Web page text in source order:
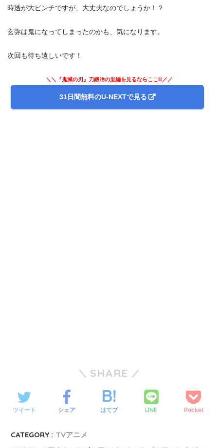
時透が大ピンチですが、大丈夫なのでしょうか！？
玄弥は鬼になってしまったのかも、気になります。
次回も待ち遠しいです！
＼＼『鬼滅の刃』刀鍛冶の里編を見るならここ!!／／
31日間無料のU-NEXTで見る
SHARE
ツイート シェア はてブ LINE Pocket
CATEGORY : TVアニメ